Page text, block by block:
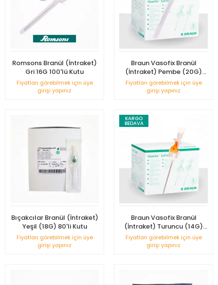
Romsons Branül (İntraket)
Gri 16G 100'lü Kutu
Fiyatları görebilmek için üye
girişi yapınız
Braun Vasofix Branül
(İntraket) Pembe (20G)
50'li Kutu
Fiyatları görebilmek için üye
girişi yapınız
Bıçakcılar Branül (İntraket)
Yeşil (18G) 80'li Kutu
Fiyatları görebilmek için üye
girişi yapınız
KARGO
BEDAVA
Braun Vasofix Branül
(İntraket) Turuncu (14G)
50'li Kutu
Fiyatları görebilmek için üye
girişi yapınız